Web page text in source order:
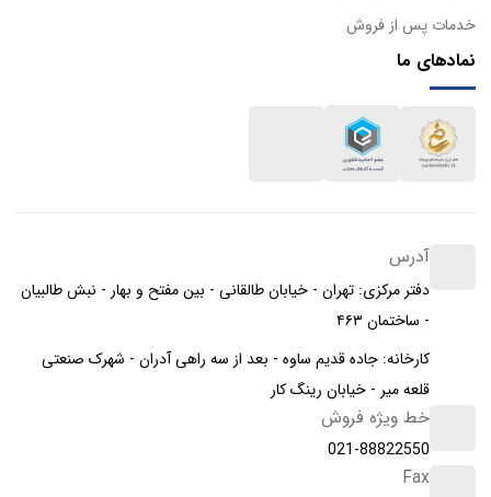
خدمات پس از فروش
نمادهای ما
آدرس
دفتر مرکزی: تهران - خیابان طالقانی - بین مفتح و بهار - نبش طالبیان
- ساختمان ۴۶۳
کارخانه: جاده قدیم ساوه - بعد از سه راهی آدران - شهرک صنعتی
قلعه میر - خیابان رینگ کار
خط ویژه فروش
021-88822550
Fax